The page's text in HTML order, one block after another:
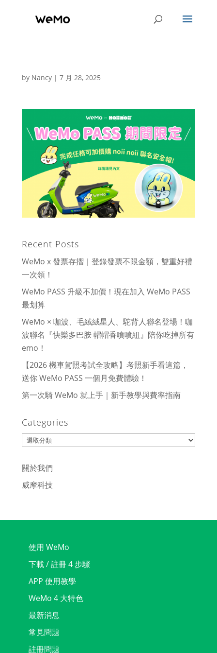
by Nancy| 7 月 28, 2025
Recent Posts
WeMo x 發票存摺｜登錄發票不限金額，雙重好禮
一次領！
WeMo PASS 升級不加價！現在加入 WeMo PASS
最划算
WeMo × 咖波、毛絨絨星人、駝背人聯名登場！咖
波聯名『快樂多巴胺 帽帽香噴噴組』陪你吃掉所有
emo！
【2026 機車駕照考試全攻略】考照新手看這篇，
送你 WeMo PASS 一個月免費體驗！
第一次騎 WeMo 就上手｜新手教學與費率指南
Categories
Categories
關於我們
威摩科技
使用 WeMo
下載 / 註冊 4 步驟
APP 使用教學
WeMo 4 大特色
最新消息
常見問題
註冊問題